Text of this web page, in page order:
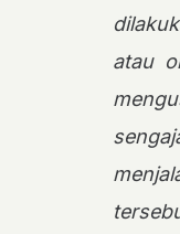
atau